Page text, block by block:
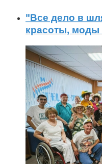
"Все дело в
красоты, моды